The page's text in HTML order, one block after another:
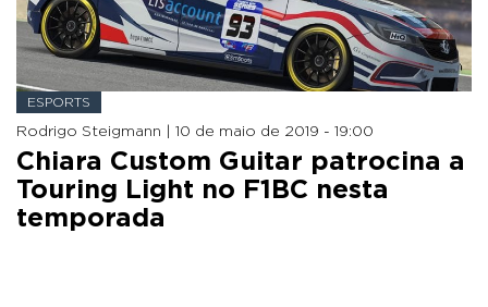
ESPORTS
Rodrigo Steigmann | 10 de maio de 2019 - 19:00
Chiara Custom Guitar patrocina a
Touring Light no F1BC nesta
temporada